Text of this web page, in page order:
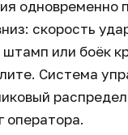
одновременно
скорость
или боёк
Система
оператора.